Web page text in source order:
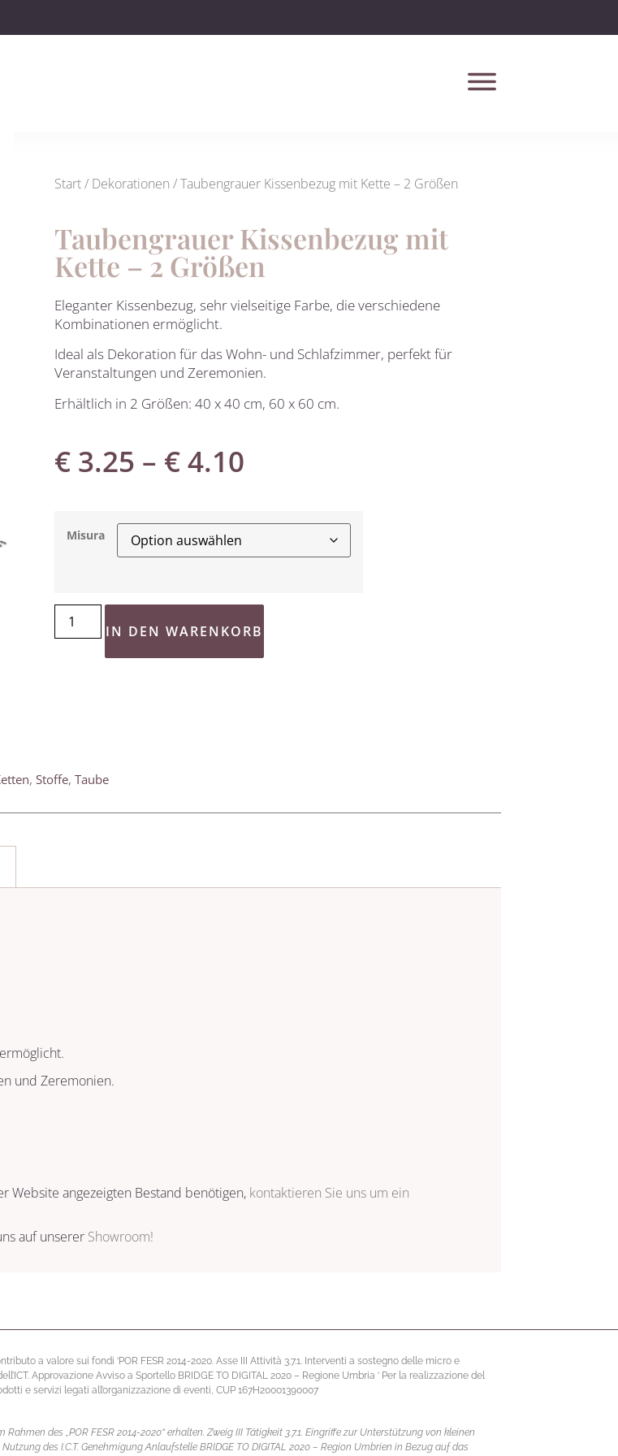
Start/ Dekorationen / Taubengrauer Kissenbezug mit Kette – 2 Größen
Taubengrauer Kissenbezug mit
Kette – 2 Größen
Eleganter Kissenbezug, sehr vielseitige Farbe, die verschiedene
Kombinationen ermöglicht.
Ideal als Dekoration für das Wohn- und Schlafzimmer, perfekt für
Veranstaltungen und Zeremonien.
Erhältlich in 2 Größen: 40 x 40 cm, 60 x 60 cm.
€ 3.25 – €4.10
Misura
IN DEN WARENKORB
, Stoffe, Taube
und Zeremonien.
Website angezeigten Bestand benötigen, kontaktieren Sie uns um ein
auf unserer Showroom!
a valore sui fondi ‘POR FESR 2014-2020. Asse III Attività 3.7.1. Interventi a sostegno delle micro e
Approvazione Avviso a Sportello BRIDGE TO DIGITAL 2020 – Regione Umbria ‘ Per la realizzazione del
e servizi legati all’organizzazione di eventi, CUP 167H20001390007
Rahmen des „POR FESR 2014-2020“ erhalten. Zweig III Tätigkeit 3.7.1. Eingriffe zur Unterstützung von kleinen
des I.C.T. Genehmigung Anlaufstelle BRIDGE TO DIGITAL 2020 – Region Umbrien in Bezug auf das